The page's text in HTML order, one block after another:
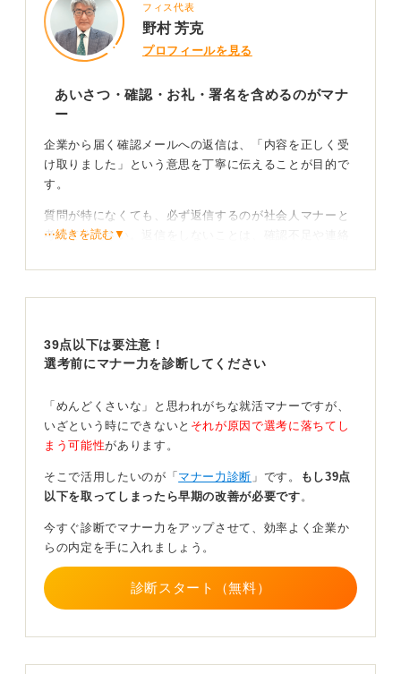
フィス代表
野村 芳克
プロフィールを見る
あいさつ・確認・お礼・署名を含めるのがマナ
ー
企業から届く確認メールへの返信は、「内容を正しく受
け取りました」という意思を丁寧に伝えることが目的で
す。
質問が特になくても、必ず返信するのが社会人マナーと
考えてください。返信をしないことは、確認不足や連絡
たとえば、「ご連絡ありがとうございます。ご案内いた
だいた日程で承知しました。当日はどうぞよろしくお願
です。
感を重視しよう
けでは素っ気なく見える場合があるため、上記のように
一文添えて丁寧さを示すと好印象となります。相手への
配慮が伝わることで、あなたの誠実な姿勢を示すことが
できます。
「〇〇株式会社 △△様」と宛名を書き、名乗り直すこと
⋯続きを読む▼
39点以下は要注意！
選考前にマナー力を診断してください
「めんどくさいな」と思われがちな就活マナーですが、
いざという時にできないと それが原因で選考に落ちてし
まう可能性があります。
そこで活用したいのが「 マナー力診断 」です。
もし39点
以下を取ってしまったら早期の改善が必要です 。
今すぐ診断でマナー力をアップさせて、効率よく企業か
らの内定を手に入れましょう。
診断スタート（無料）